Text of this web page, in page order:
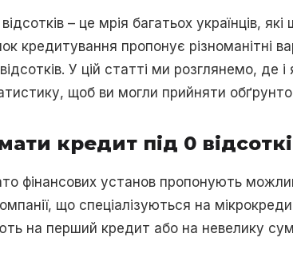
відсотків – це мрія багатьох українців,
кредитування пропонує різноманітні
У цій статті ми розглянемо,
щоб ви могли прийняти
кредит під 0
фінансових установ пропонують
що спеціалізуються на
на перший кредит або на невелику